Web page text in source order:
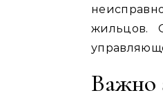
жильцов.
Важно